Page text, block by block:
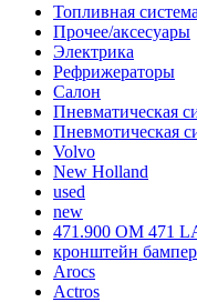
Топливная система
Прочее/аксесуары
Электрика
Рефрижераторы
Салон
Пневматическая
Пневмотическая
Volvo
New Holland
used
new
471.900 OM 471
кронштейн
Arocs
Actros